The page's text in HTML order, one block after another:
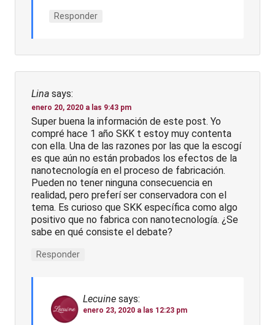
Responder
Lina says:
enero 20, 2020 a las 9:43 pm
Super buena la información de este post. Yo
compré hace 1 año SKK t estoy muy contenta
con ella. Una de las razones por las que la escogí
es que aún no están probados los efectos de la
nanotecnología en el proceso de fabricación.
Pueden no tener ninguna consecuencia en
realidad, pero preferí ser conservadora con el
tema. Es curioso que SKK específica como algo
positivo que no fabrica con nanotecnología. ¿Se
sabe en qué consiste el debate?
Responder
Lecuine says:
enero 23, 2020 a las 12:23 pm